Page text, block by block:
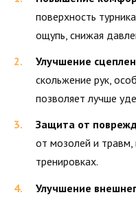
поверхность
ощупь, снижая
Улучшение
скольжение рук,
позволяет лучше
Защита от
от мозолей и
тренировках.
Улучшение